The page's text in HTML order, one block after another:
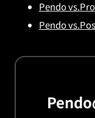
Pendo
Pendo